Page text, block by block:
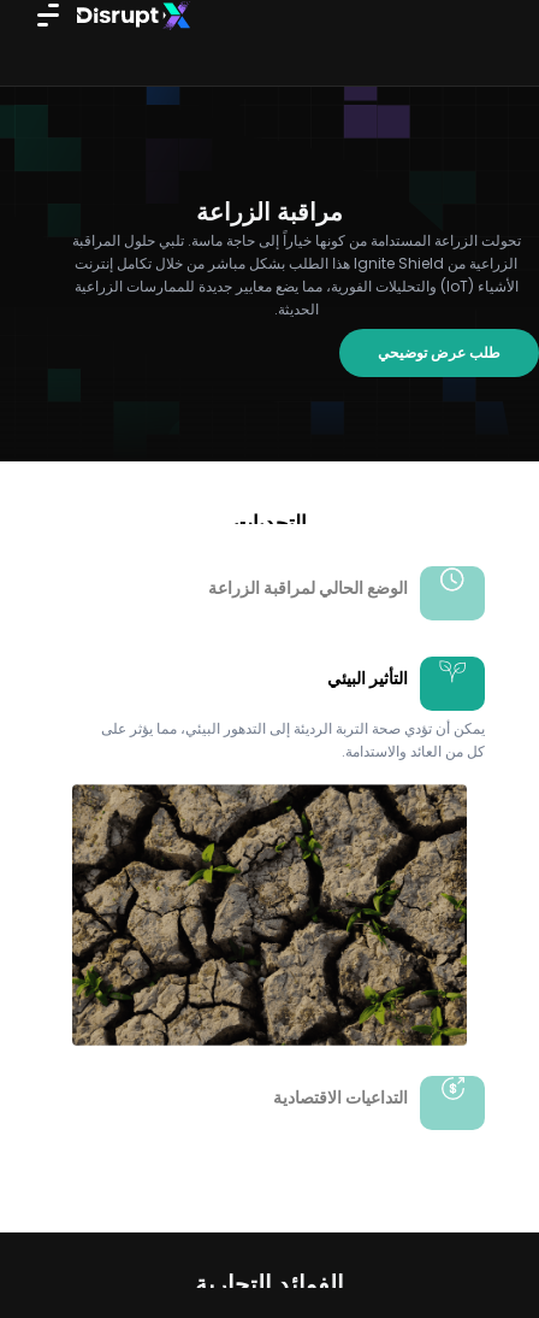
مراقبة الزراعة
تحولت الزراعة المستدامة من كونها خياراً إلى حاجة ماسة. تلبي حلول المراقبة
الزراعية من Ignite Shield هذا الطلب بشكل مباشر من خلال تكامل إنترنت
الأشياء (IoT) والتحليلات الفورية، مما يضع معايير جديدة للممارسات الزراعية
الحديثة.
طلب عرض توضيحي
التحديات
الوضع الحالي لمراقبة الزراعة
التأثير البيئي
يمكن أن تؤدي صحة التربة الرديئة إلى التدهور البيئي، مما يؤثر على
كل من العائد والاستدامة.
التداعيات الاقتصادية
الفوائد التجارية